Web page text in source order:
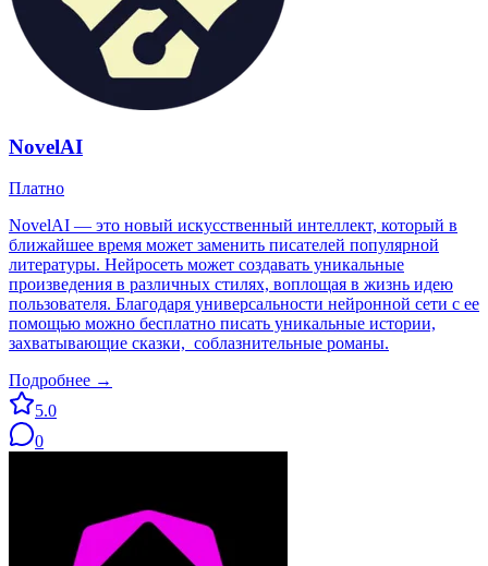
NovelAI
Платно
NovelAI — это новый искусственный интеллект, который в
ближайшее время может заменить писателей популярной
литературы. Нейросеть может создавать уникальные
произведения в различных стилях, воплощая в жизнь идею
пользователя. Благодаря универсальности нейронной сети с ее
помощью можно бесплатно писать уникальные истории,
захватывающие сказки, соблазнительные романы.
Подробнее →
5.0
0